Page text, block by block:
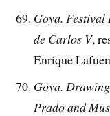
Goya.
de Carlos V,
Enrique
Goya.
Prado and